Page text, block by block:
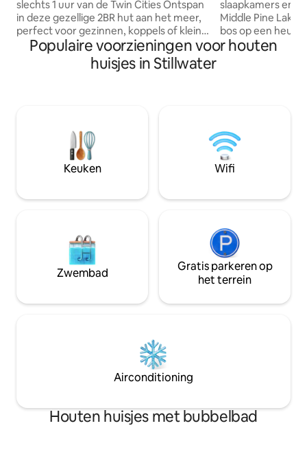
slechts 1 uur van de Twin Cities Ontspan
in deze gezellige 2BR hut aan het meer,
perfect voor gezinnen, koppels of kleine
groepen. Onze gasten houden van het
privéterras met een prachtig uitzicht op
de zonsondergang, vuurplaats en grill,
waterscooters (kajak, kano, pedaalboot
tijdens de warmere maanden).
Winterplezier met sneeuwschoenen en
sleeën. Direct aan SnoBug Trail 108
slaapkamers en 1
Middle Pine
bos op een
natuurlijk licht, is
ingerichte,
ontworpen voor
en is de perfecte
aan het meer
Populaire voorzieningen voor houten
huisjes in Stillwater
Keuken Wifi
Zwembad
Gratis parkeren op
het terrein
Airconditioning
Houten huisjes met bubbelbad